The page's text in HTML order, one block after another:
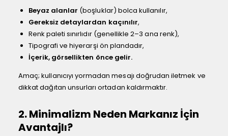
Beyaz alanlar (boşluklar) bolca kullanılır,
Gereksiz detaylardan kaçınılır,
Renk paleti sınırlıdır (genellikle 2–3 ana renk),
Tipografi ve hiyerarşi ön plandadır,
İçerik, görsellikten önce gelir.
Amaç; kullanıcıyı yormadan mesajı doğrudan iletmek ve
dikkat dağıtan unsurları ortadan kaldırmaktır.
2. Minimalizm Neden Markanız İçin
Avantajlı?